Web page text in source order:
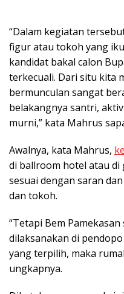
“Dalam kegiatan
figur atau tokoh yang
kandidat bakal calon
terkecuali. Dari situ kita
bermunculan sangat
belakangnya santri,
murni,” kata Mahrus
Awalnya, kata Mahrus,
di ballroom hotel atau di
sesuai dengan saran
dan tokoh.
“Tetapi Bem
dilaksanakan di
yang terpilih, maka
ungkapnya.